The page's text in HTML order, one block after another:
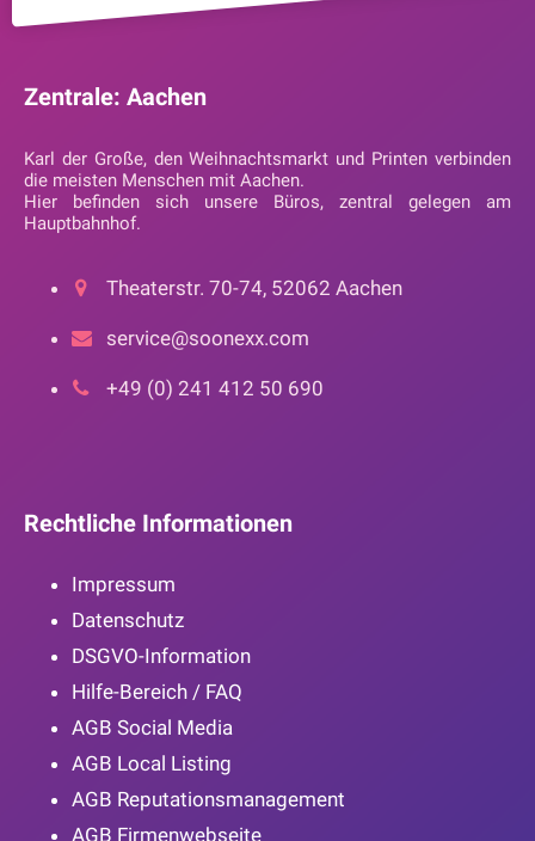
Zentrale: Aachen
Karl der Große, den Weihnachtsmarkt und Printen verbinden
die meisten Menschen mit Aachen.
Hier befinden sich unsere Büros, zentral gelegen am
Hauptbahnhof.
Theaterstr. 70-74, 52062 Aachen
service@soonexx.com
+49 (0) 241 412 50 690
Rechtliche Informationen
Impressum
Datenschutz
DSGVO-Information
Hilfe-Bereich / FAQ
AGB Social Media
AGB Local Listing
AGB Reputationsmanagement
AGB Firmenwebseite